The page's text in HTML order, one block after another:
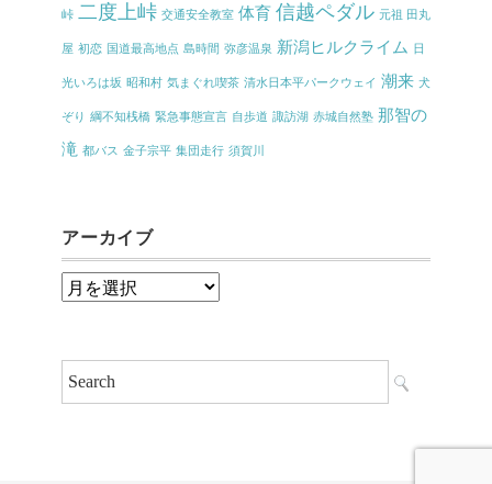
峠 二度上峠 交通安全教室 体育 信越ペダル 元祖 田丸
屋 初恋 国道最高地点 島時間 弥彦温泉 新潟ヒルクライム 日
光いろは坂 昭和村 気まぐれ喫茶 清水日本平パークウェイ 潮来 犬
ぞり 綱不知桟橋 緊急事態宣言 自歩道 諏訪湖 赤城自然塾 那智の
滝 都バス 金子宗平 集団走行 須賀川
アーカイブ
ア
イ